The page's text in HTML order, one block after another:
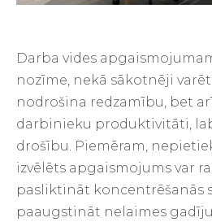
Darba vides
nozīme, nekā sākotnēji
nodrošina redzamību, bet
darbinieku produktivitāti,
drošību. Piemēram,
izvēlēts apgaismojums var
pasliktināt koncentrēšanās
paaugstināt nelaimes